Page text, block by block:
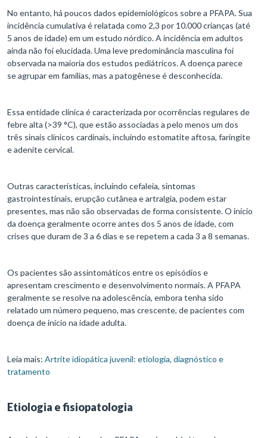
No entanto, há poucos dados epidemiológicos sobre a PFAPA. Sua
incidência cumulativa é relatada como 2,3 por 10.000 crianças (até
5 anos de idade) em um estudo nórdico. A incidência em adultos
ainda não foi elucidada. Uma leve predominância masculina foi
observada na maioria dos estudos pediátricos. A doença parece
se agrupar em famílias, mas a patogênese é desconhecida.
Essa entidade clínica é caracterizada por ocorrências regulares de
febre alta (>39 °C), que estão associadas a pelo menos um dos
três sinais clínicos cardinais, incluindo estomatite aftosa, faringite
e adenite cervical.
Outras características, incluindo cefaleia, sintomas
gastrointestinais, erupção cutânea e artralgia, podem estar
presentes, mas não são observadas de forma consistente. O início
da doença geralmente ocorre antes dos 5 anos de idade, com
crises que duram de 3 a 6 dias e se repetem a cada 3 a 8 semanas.
Os pacientes são assintomáticos entre os episódios e
apresentam crescimento e desenvolvimento normais. A PFAPA
geralmente se resolve na adolescência, embora tenha sido
relatado um número pequeno, mas crescente, de pacientes com
doença de início na idade adulta.
Leia mais: Artrite idiopática juvenil: etiologia, diagnóstico e
tratamento
Etiologia e fisiopatologia